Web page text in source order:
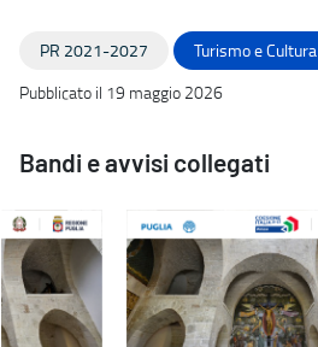
PR 2021-2027
Turismo e Cultura
Pubblicato il 19 maggio 2026
Bandi e avvisi collegati